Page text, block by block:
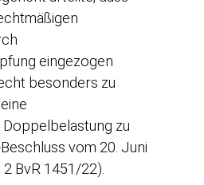
eingezogen
besonders zu
zu
vom 20. Juni
BvR 1451/22).